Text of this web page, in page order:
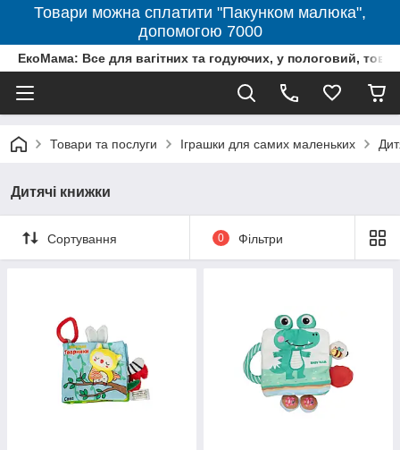
Товари можна сплатити "Пакунком малюка",
допомогою 7000
ЕкоМама: Все для вагітних та годуючих, у пологовий,
Товари та послуги Іграшки для самих маленьких
Дитячі книжки
Сортування 0 Фільтри